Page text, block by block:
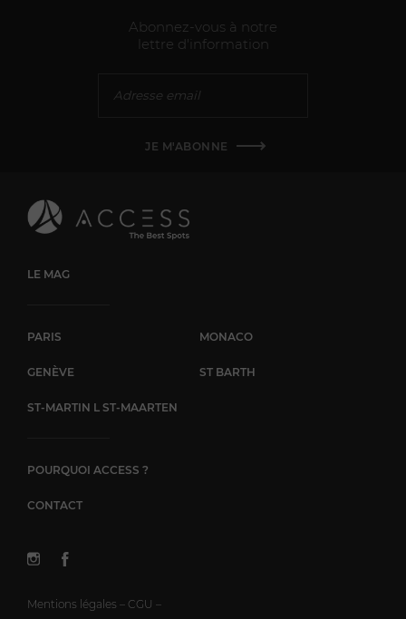
Abonnez-vous à notre
lettre d'information
JE M'ABONNE
LE MAG
PARIS MONACO
GENÈVE ST BARTH
ST-MARTIN L ST-MAARTEN
POURQUOI ACCESS ?
CONTACT
Mentions légales – CGU –